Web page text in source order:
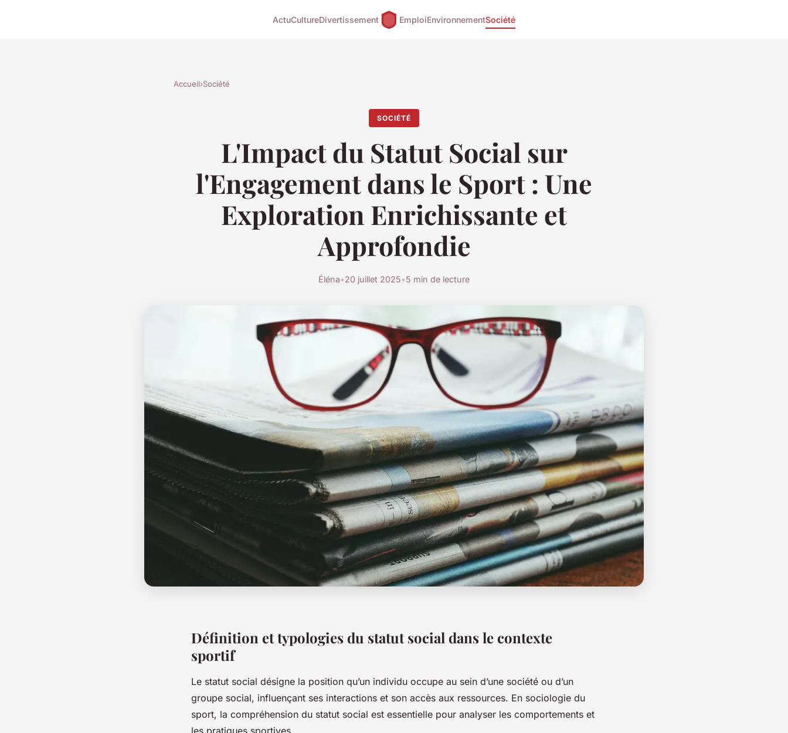
ActuCultureDivertissement EmploiEnvironnementSociété
Accueil›Société
SOCIÉTÉ
L'Impact du Statut Social sur
l'Engagement dans le Sport : Une
Exploration Enrichissante et
Approfondie
Éléna•20 juillet 2025•5 min de lecture
Définition et typologies du statut social dans le contexte
sportif
Le statut social désigne la position qu’un individu occupe au sein d’une société ou d’un
groupe social, influençant ses interactions et son accès aux ressources. En sociologie du
sport, la compréhension du statut social est essentielle pour analyser les comportements et
les pratiques sportives.